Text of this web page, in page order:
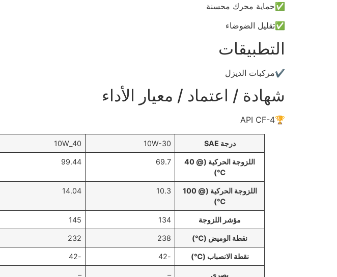
✅حماية محرك محسنة
✅تقليل الضوضاء
التطبيقات
✔️مركبات الديزل
شهادة / اعتماد / معيار الأداء
درجة SAE 10W-30
10W_40
اللزوجة الحركية (@ 40
69.7
99.44
اللزوجة الحركية (@ 100
10.3
14.04
مؤشر اللزوجة 134
145
نقطة الوميض (℃) 238
232
نقطة الانصباب (℃)
بصري